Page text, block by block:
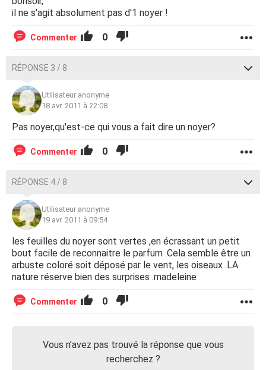
il ne s'agit absolument pas d'1 noyer !
Commenter 0
RÉPONSE 3 / 8
Utilisateur anonyme
18 avr. 2011 à 22:08
Pas noyer,qu'est-ce qui vous a fait dire un noyer?
Commenter 0
RÉPONSE 4 / 8
Utilisateur anonyme
19 avr. 2011 à 09:54
les feuilles du noyer sont vertes ,en écrassant un petit
bout facile de reconnaitre le parfum .Cela semble être un
arbuste coloré soit déposé par le vent, les oiseaux .LA
nature réserve bien des surprises .madeleine
Commenter 0
Vous n’avez pas trouvé la réponse que vous
recherchez ?